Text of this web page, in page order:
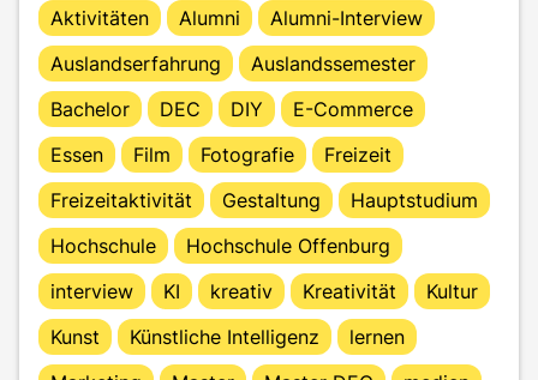
Aktivitäten Alumni
Alumni-Interview
Auslandserfahrung
Auslandssemester
Bachelor
DEC DIY
E-Commerce
Essen
Film Fotografie
Freizeit
Freizeitaktivität
Gestaltung
Hauptstudium
Hochschule
Hochschule Offenburg
interview
KI kreativ Kreativität
Kultur
Kunst
Künstliche Intelligenz
lernen